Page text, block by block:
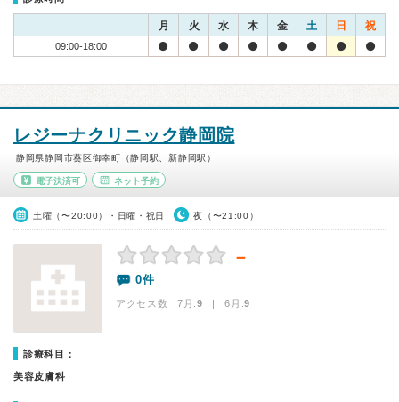
月 火 水 木 金 土 日 祝
09:00-18:00
レジーナクリニック静岡院
静岡県静岡市葵区御幸町（静岡駅、新静岡駅）
電子決済可 ネット予約
土曜（〜20:00）・日曜・祝日 夜（〜21:00）
－
0件
アクセス数 7月:9 | 6月:9
診療科目：
美容皮膚科